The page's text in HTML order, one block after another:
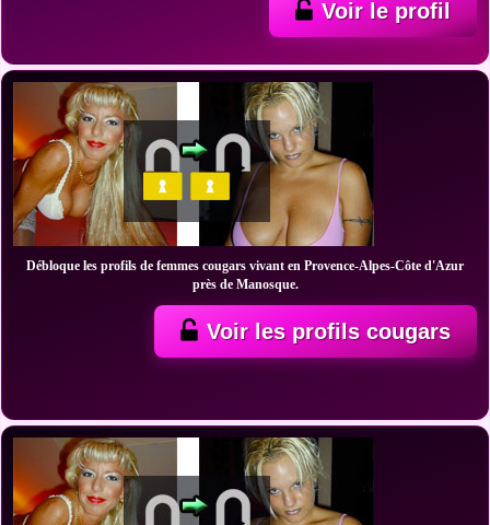
Voir le profil
Débloque les profils de femmes cougars vivant en Provence-Alpes-Côte d'Azur
près de Manosque.
Voir les profils cougars